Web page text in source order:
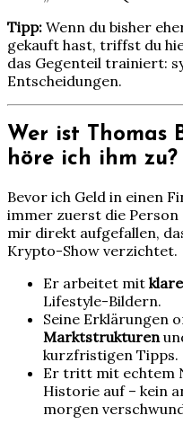
Tipp: Wenn du bisher
gekauft hast, triffst du
das Gegenteil trainiert:
Entscheidungen.
Wer ist Thomas
höre ich ihm zu?
Bevor ich Geld in einen
immer zuerst die Person
mir direkt aufgefallen,
Krypto-Show verzichtet.
Er arbeitet mit
Lifestyle-Bildern.
Seine Erklärungen
Marktstrukturen
kurzfristigen Tipps.
Er tritt mit echtem
Historie auf – kein
morgen